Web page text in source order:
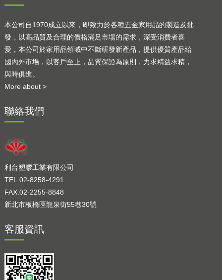
本公司自1970成立以來，即致力於各種五金家用品的製造及批
發，以高品質及合理的價格滿足市場的需求，深受消費者喜
愛，本公司於家用品領域中不斷研發新產品，提供優質產品給
國內外市場，以客戶至上，品質保證為原則，力求精益求精，
與時俱進。
More about >
聯絡我們
利台塑膠工業有限公司
TEL.02-8258-4291
FAX.02-2255-8848
新北市板橋區龍泉街55巷30號
客服資訊